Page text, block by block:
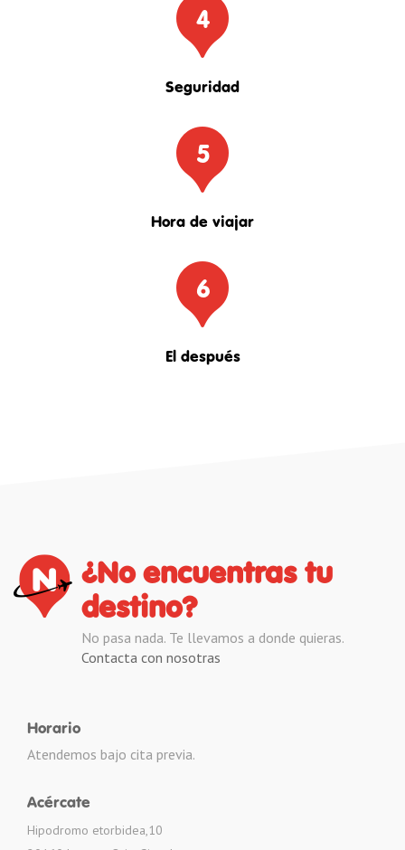
4
Seguridad
5
Hora de viajar
6
El después
¿No encuentras tu
destino?
No pasa nada. Te llevamos a donde quieras.
Contacta con nosotras
Horario
Atendemos bajo cita previa.
Acércate
Hipodromo etorbidea,10